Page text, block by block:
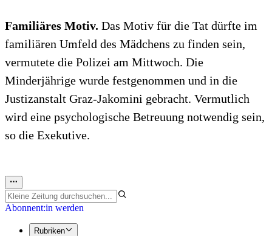
Familiäres Motiv. Das Motiv für die Tat dürfte im
familiären Umfeld des Mädchens zu finden sein,
vermutete die Polizei am Mittwoch. Die
Minderjährige wurde festgenommen und in die
Justizanstalt Graz-Jakomini gebracht. Vermutlich
wird eine psychologische Betreuung notwendig sein,
so die Exekutive.
Abonnent:in werden
Rubriken